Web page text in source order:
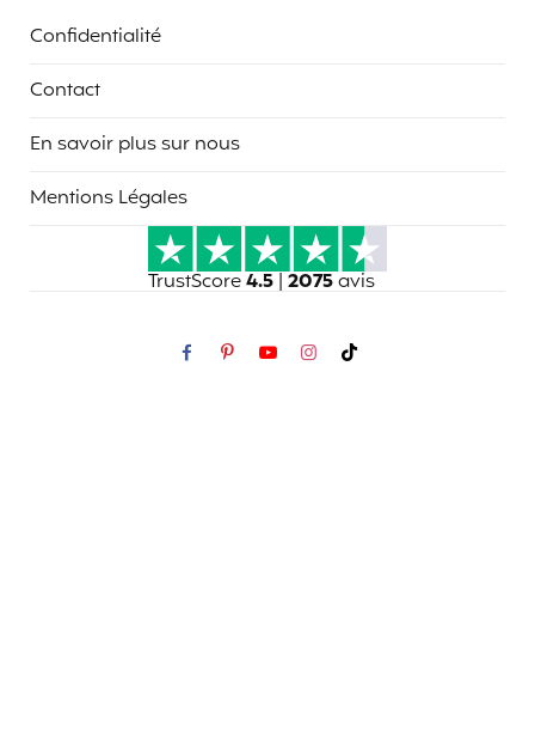
Confidentialité
Contact
En savoir plus sur nous
Mentions Légales
TrustScore4.5 | 2075avis